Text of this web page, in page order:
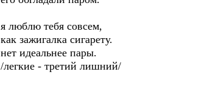
я люблю тебя совсем,
как зажигалка сигарету.
нет идеальнее пары.
/легкие - третий лишний/